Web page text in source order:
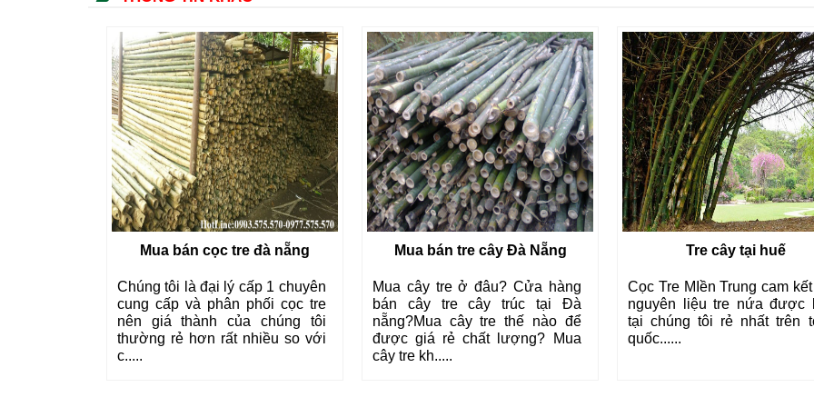
Mua bán cọc tre đà nẵng
Chúng tôi là đại lý cấp 1 chuyên
cung cấp và phân phối cọc tre
nên giá thành của chúng tôi
thường rẻ hơn rất nhiều so với
c.....
Mua bán tre cây Đà Nẵng
Mua cây tre ở đâu? Cửa hàng
bán cây tre cây trúc tại Đà
nẵng?Mua cây tre thế nào để
được giá rẻ chất lượng? Mua
cây tre kh.....
Tre cây tại huế
Cọc Tre MIền Trung cam
nguyên liệu tre nứa được
tại chúng tôi rẻ nhất trên
quốc......